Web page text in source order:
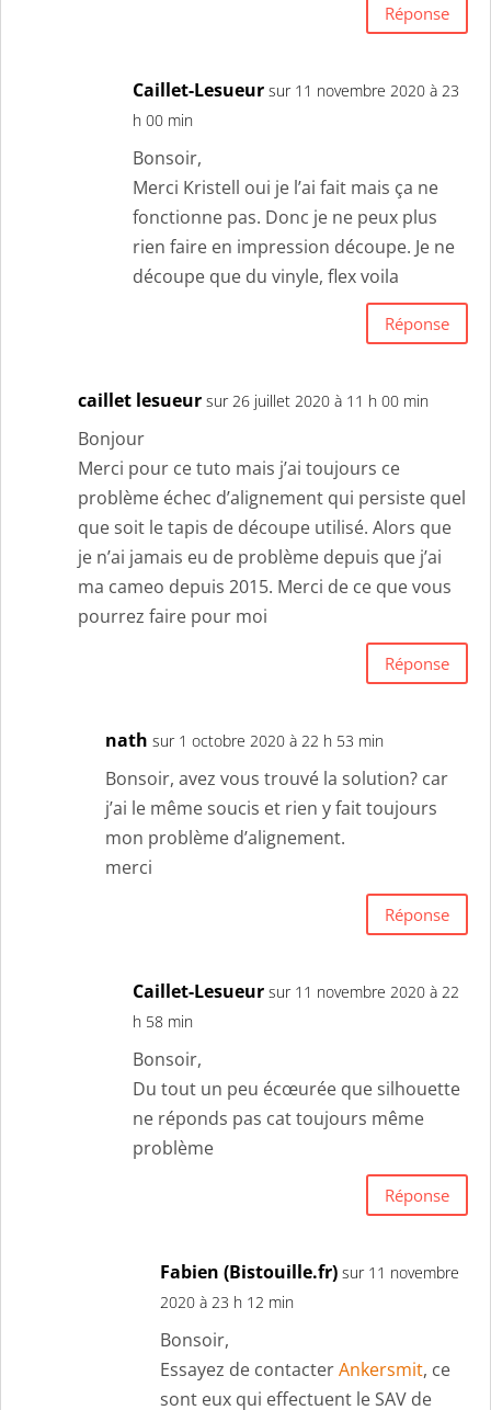
Réponse
Caillet-Lesueur sur 11 novembre 2020 à 23
h 00 min
Bonsoir,
Merci Kristell oui je l’ai fait mais ça ne
fonctionne pas. Donc je ne peux plus
rien faire en impression découpe. Je ne
découpe que du vinyle, flex voila
Réponse
caillet lesueur sur 26 juillet 2020 à 11 h 00 min
Bonjour
Merci pour ce tuto mais j’ai toujours ce
problème échec d’alignement qui persiste quel
que soit le tapis de découpe utilisé. Alors que
je n’ai jamais eu de problème depuis que j’ai
ma cameo depuis 2015. Merci de ce que vous
pourrez faire pour moi
Réponse
nath sur 1 octobre 2020 à 22 h 53 min
Bonsoir, avez vous trouvé la solution? car
j’ai le même soucis et rien y fait toujours
mon problème d’alignement.
merci
Réponse
Caillet-Lesueur sur 11 novembre 2020 à 22
h 58 min
Bonsoir,
Du tout un peu écœurée que silhouette
ne réponds pas cat toujours même
problème
Réponse
Fabien (Bistouille.fr) sur 11 novembre
2020 à 23 h 12 min
Bonsoir,
Essayez de contacterAnkersmit, ce
sont eux qui effectuent le SAV de